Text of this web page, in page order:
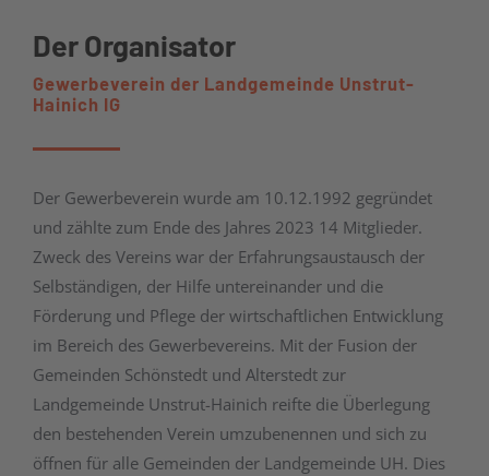
Der Organisator
Gewerbeverein der Landgemeinde Unstrut-
Hainich IG
Der Gewerbeverein wurde am 10.12.1992 gegründet
und zählte zum Ende des Jahres 2023 14 Mitglieder.
Zweck des Vereins war der Erfahrungsaustausch der
Selbständigen, der Hilfe untereinander und die
Förderung und Pflege der wirtschaftlichen Entwicklung
im Bereich des Gewerbevereins. Mit der Fusion der
Gemeinden Schönstedt und Alterstedt zur
Landgemeinde Unstrut-Hainich reifte die Überlegung
den bestehenden Verein umzubenennen und sich zu
öffnen für alle Gemeinden der Landgemeinde UH. Dies